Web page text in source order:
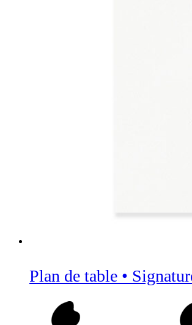
Plan de table •